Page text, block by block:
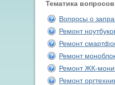
Тематика
Вопросы о
Ремонт
Ремонт
Ремонт
Ремонт ЖК-
Ремонт